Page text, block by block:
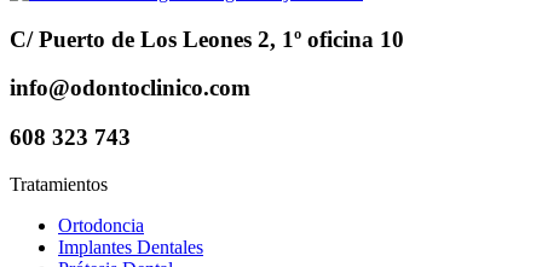
C/ Puerto de Los Leones 2, 1º oficina 10
info@odontoclinico.com
608 323 743
Tratamientos
Ortodoncia
Implantes Dentales